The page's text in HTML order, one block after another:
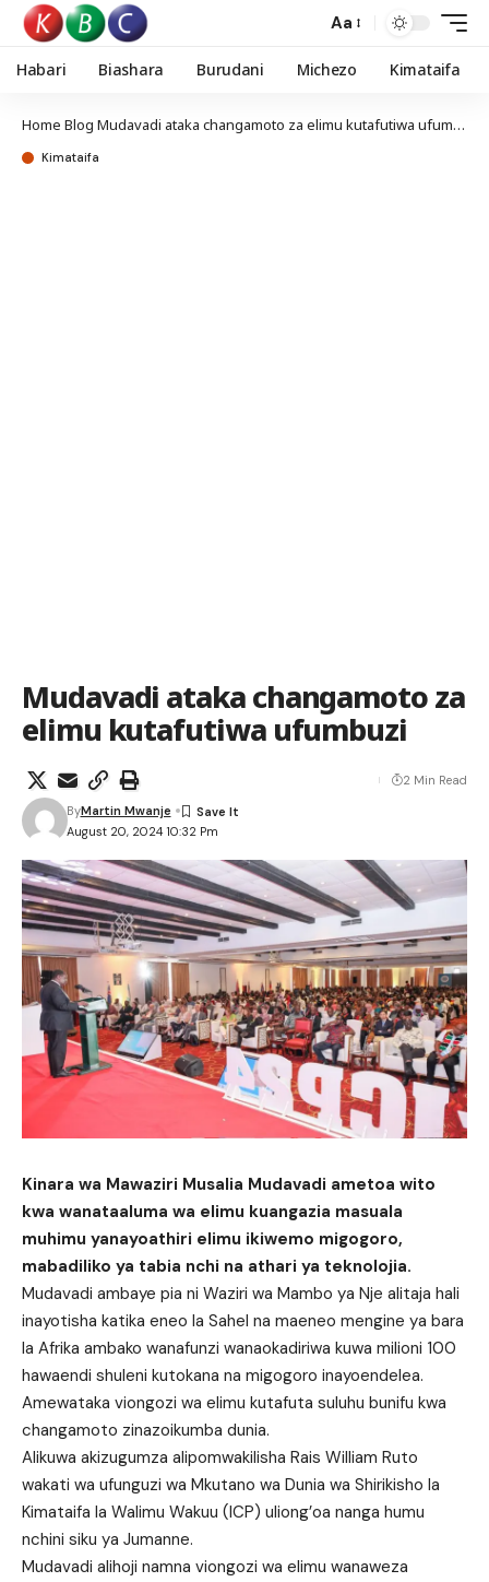
Aa
Habari Biashara Burudani Michezo Kimataifa
Home Blog Mudavadi ataka changamoto za elimu kutafutiwa ufumbuzi
Kimataifa
Mudavadi ataka changamoto za
elimu kutafutiwa ufumbuzi
August 20, 2024 10:32 Pm
ByMartin Mwanje
2 Min Read
Kinara wa Mawaziri Musalia Mudavadi ametoa wito
kwa wanataaluma wa elimu kuangazia masuala
muhimu yanayoathiri elimu ikiwemo migogoro,
mabadiliko ya tabia nchi na athari ya teknolojia.
Mudavadi ambaye pia ni Waziri wa Mambo ya Nje alitaja hali
inayotisha katika eneo la Sahel na maeneo mengine ya bara
la Afrika ambako wanafunzi wanaokadiriwa kuwa milioni 100
hawaendi shuleni kutokana na migogoro inayoendelea.
Amewataka viongozi wa elimu kutafuta suluhu bunifu kwa
changamoto zinazoikumba dunia.
Alikuwa akizugumza alipomwakilisha Rais William Ruto
wakati wa ufunguzi wa Mkutano wa Dunia wa Shirikisho la
Kimataifa la Walimu Wakuu (ICP) uliong’oa nanga humu
nchini siku ya Jumanne.
Mudavadi alihoji namna viongozi wa elimu wanaweza